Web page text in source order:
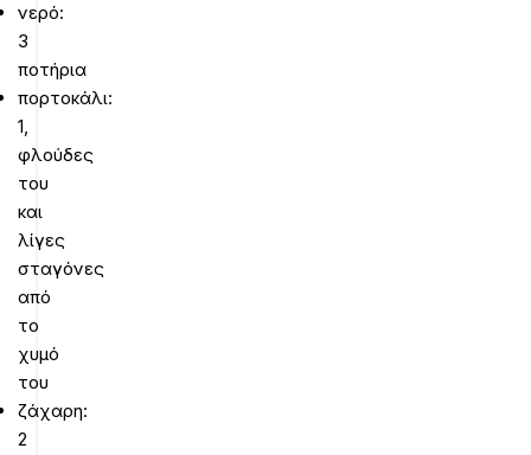
νερό:
3
ποτήρια
πορτοκάλι:
1,
φλούδες
του
και
λίγες
σταγόνες
από
το
χυμό
του
ζάχαρη:
2